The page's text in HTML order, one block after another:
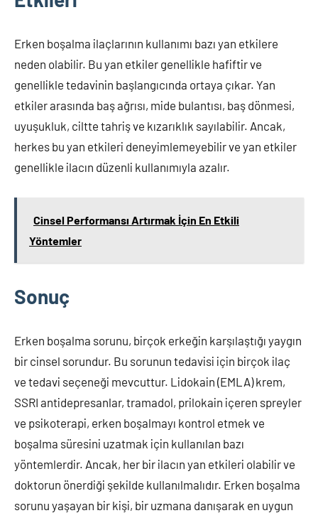
Erken boşalma ilaçlarının kullanımı bazı yan etkilere
neden olabilir. Bu yan etkiler genellikle hafiftir ve
genellikle tedavinin başlangıcında ortaya çıkar. Yan
etkiler arasında baş ağrısı, mide bulantısı, baş dönmesi,
uyuşukluk, ciltte tahriş ve kızarıklık sayılabilir. Ancak,
herkes bu yan etkileri deneyimlemeyebilir ve yan etkiler
genellikle ilacın düzenli kullanımıyla azalır.
Cinsel Performansı Artırmak İçin En Etkili
Yöntemler
Sonuç
Erken boşalma sorunu, birçok erkeğin karşılaştığı yaygın
bir cinsel sorundur. Bu sorunun tedavisi için birçok ilaç
ve tedavi seçeneği mevcuttur. Lidokain (EMLA) krem,
SSRI antidepresanlar, tramadol, prilokain içeren spreyler
ve psikoterapi, erken boşalmayı kontrol etmek ve
boşalma süresini uzatmak için kullanılan bazı
yöntemlerdir. Ancak, her bir ilacın yan etkileri olabilir ve
doktorun önerdiği şekilde kullanılmalıdır. Erken boşalma
sorunu yaşayan bir kişi, bir uzmana danışarak en uygun